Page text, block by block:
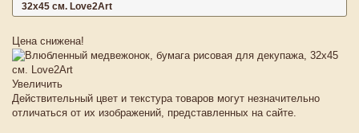
32х45 см. Love2Art
Цена снижена!
Увеличить
Действительный цвет и текстура товаров могут незначительно
отличаться от их изображений, представленных на сайте.